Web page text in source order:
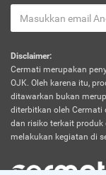
Disclaimer:
Cermati merupakan
OJK. Oleh karena itu,
ditawarkan bukan
diterbitkan oleh
dan risiko terkait
melakukan kegiatan di